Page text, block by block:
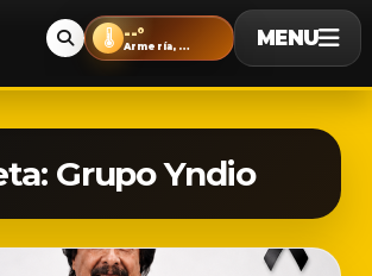
🌡️ --°
Armería, Colima MENU
Grupo Yndio